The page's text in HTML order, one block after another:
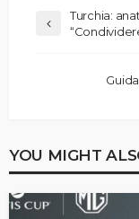
Turchia:
YOU MIGHT